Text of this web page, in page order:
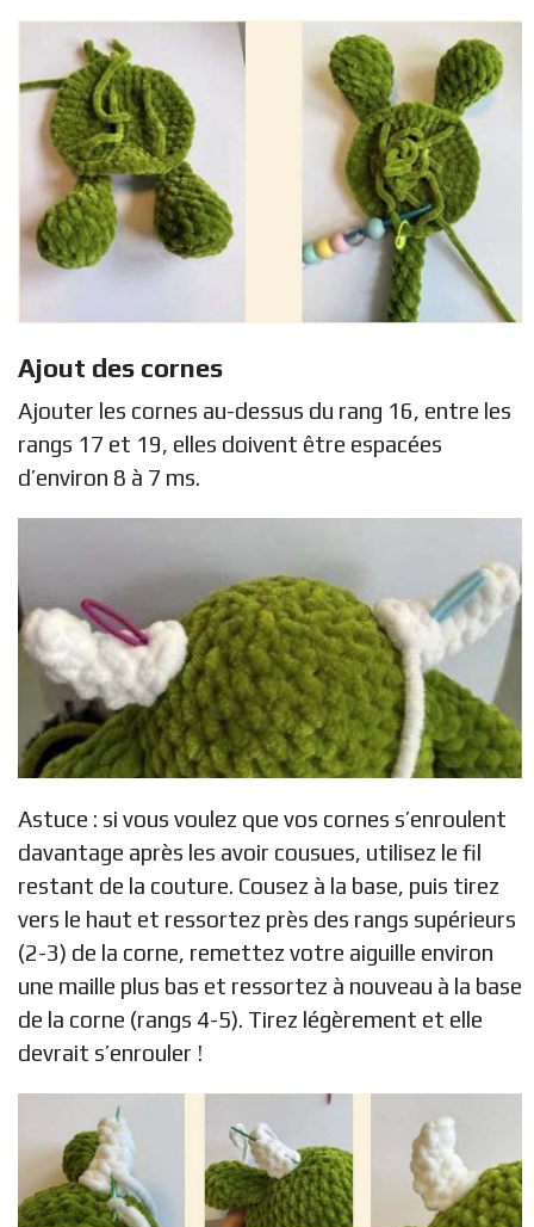
Ajout des cornes
Ajouter les cornes au-dessus du rang 16, entre les
rangs 17 et 19, elles doivent être espacées
d’environ 8 à 7 ms.
Astuce : si vous voulez que vos cornes s’enroulent
davantage après les avoir cousues, utilisez le fil
restant de la couture. Cousez à la base, puis tirez
vers le haut et ressortez près des rangs supérieurs
(2-3) de la corne, remettez votre aiguille environ
une maille plus bas et ressortez à nouveau à la base
de la corne (rangs 4-5). Tirez légèrement et elle
devrait s’enrouler !